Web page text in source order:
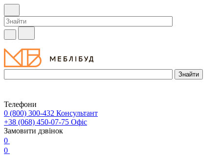
Телефони
0 (800) 300-432 Консультант
+38 (068) 450-07-75 Офіс
Замовити дзвінок
0
0